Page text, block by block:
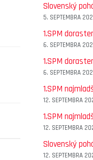
Slovenský
5. SEPTEMBRA
1.SPM
6. SEPTEMBRA
1.SPM
6. SEPTEMBRA
1.SPM
12. SEPTEMBRA
1.SPM
12. SEPTEMBRA
Slovenský
12. SEPTEMBRA